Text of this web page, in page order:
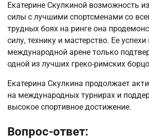
Екатерине Скулкиной возможность
силы с лучшими спортсменами со
трудных боях на ринге она
силу, технику и мастерство. Ее успехи
международной арене только
одной из лучших греко-римских
Екатерина Скулкина продолжает
на международных турнирах и
высокое спортивное достижение.
Вопрос-ответ: